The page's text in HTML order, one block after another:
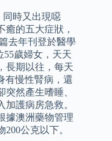
同時又出現噁
的五大症狀，
去年刊登於醫學
55歲婦女，天天
長期以往，每天
有慢性腎病，還
然產生嗜睡、
護病房急救。
據澳洲藥物管理
公克以下。